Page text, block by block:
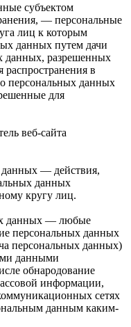
субъектом
— персональные
лиц к которым
данных путем дачи
данных, разрешенных
в
персональных данных
для
веб-сайта
данных — действия,
данных
кругу лиц.
данных — любые
персональных данных
персональных данных)
данными
обнародование
информации,
сетях
данным каким-